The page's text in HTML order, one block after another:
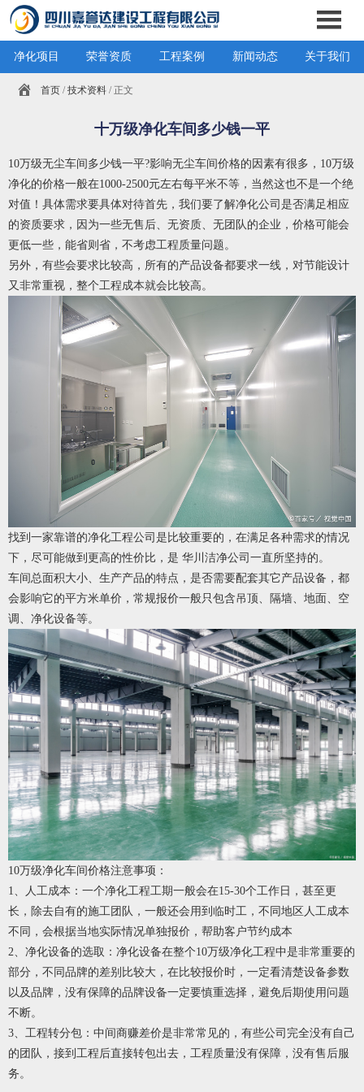
净化项目 荣誉资质 工程案例 新闻动态 关于我们
首页 /技术资料 / 正文
十万级净化车间多少钱一平
10万级无尘车间多少钱一平?影响无尘车间价格的因素有很多，10万级
净化的价格一般在1000-2500元左右每平米不等，当然这也不是一个绝
对值！具体需求要具体对待首先，我们要了解净化公司是否满足相应
的资质要求，因为一些无售后、无资质、无团队的企业，价格可能会
更低一些，能省则省，不考虑工程质量问题。
另外，有些会要求比较高，所有的产品设备都要求一线，对节能设计
又非常重视，整个工程成本就会比较高。
找到一家靠谱的净化工程公司是比较重要的，在满足各种需求的情况
下，尽可能做到更高的性价比，是 华川洁净公司 一直所坚持的。
车间总面积大小、生产产品的特点，是否需要配套其它产品设备，都
会影响它的平方米单价，常规报价一般只包含吊顶、隔墙、地面、空
调、净化设备等。
​10万级净化车间价格注意事项：
1、人工成本：一个净化工程工期一般会在15-30个工作日，甚至更
长，除去自有的施工团队，一般还会用到临时工，不同地区人工成本
不同，会根据当地实际情况单独报价，帮助客户节约成本
2、净化设备的选取：净化设备在整个10万级净化工程中是非常重要的
部分，不同品牌的差别比较大，在比较报价时，一定看清楚设备参数
以及品牌，没有保障的品牌设备一定要慎重选择，避免后期使用问题
不断。
3、工程转分包：中间商赚差价是非常常见的，有些公司完全没有自己
的团队，接到工程后直接转包出去，工程质量没有保障，没有售后服
务。